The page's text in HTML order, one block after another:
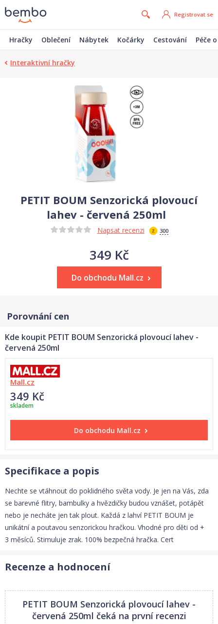
Registrovat se
Hračky Oblečení Nábytek Kočárky Cestování Péče
Interaktivní hračky
PETIT BOUM Senzorická plovoucí
lahev - červená 250ml
Napsat recenzi 300
349 Kč
Do obchodu Mall.cz
Porovnání cen
Kde koupit PETIT BOUM Senzorická plovoucí lahev -
červená 250ml
Mall.cz
349 Kč
skladem
Do obchodu Mall.cz
Specifikace a popis
Nechte se vtáhnout do poklidného světa vody. Je jen na Vás, zda
se barevné flitry, bambulky a hvězdičky budou vznášet, potápět
nebo je necháte jen tak plout. Každá z lahví PETIT BOUM je
unikátní a poutavou senzorickou hračkou. Vhodné pro děti od +
3 měsíců. Stimuluje zrak. 100% bezpečná hračka. Cert
Recenze a hodnocení
PETIT BOUM Senzorická plovoucí lahev -
červená 250ml čeká na první recenzi